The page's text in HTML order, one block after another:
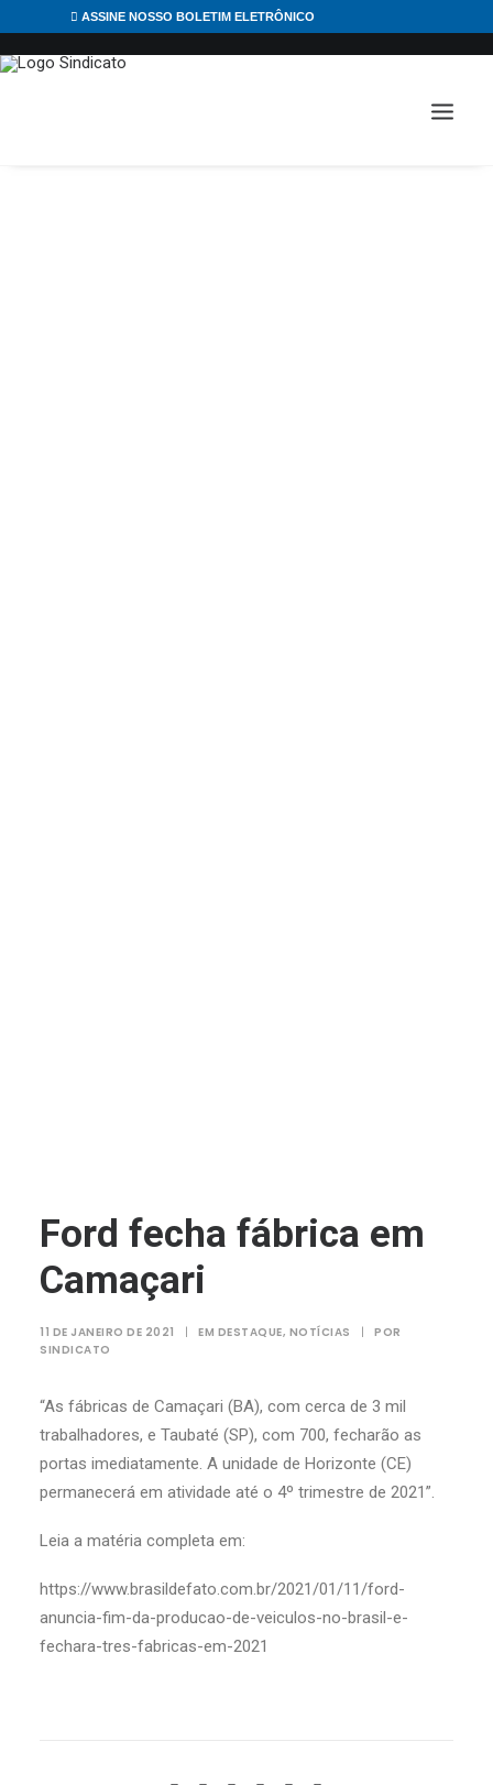
ASSINE NOSSO BOLETIM ELETRÔNICO
Ford fecha fábrica em
Camaçari
11 DE JANEIRO DE 2021 | EM DESTAQUE, NOTÍCIAS |
POR
SINDICATO
“As fábricas de Camaçari (BA), com cerca de 3 mil
trabalhadores, e Taubaté (SP), com 700, fecharão as
portas imediatamente. A unidade de Horizonte (CE)
permanecerá em atividade até o 4º trimestre de 2021”.
Leia a matéria completa em:
https://www.brasildefato.com.br/2021/01/11/ford-
anuncia-fim-da-producao-de-veiculos-no-brasil-e-
fechara-tres-fabricas-em-2021